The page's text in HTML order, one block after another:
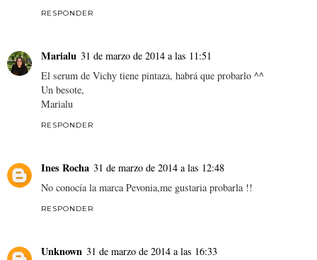
RESPONDER
Marialu 31 de marzo de 2014 a las 11:51
El serum de Vichy tiene pintaza, habrá que probarlo ^^
Un besote,
Marialu
RESPONDER
Ines Rocha 31 de marzo de 2014 a las 12:48
No conocía la marca Pevonia,me gustaria probarla !!
RESPONDER
Unknown 31 de marzo de 2014 a las 16:33